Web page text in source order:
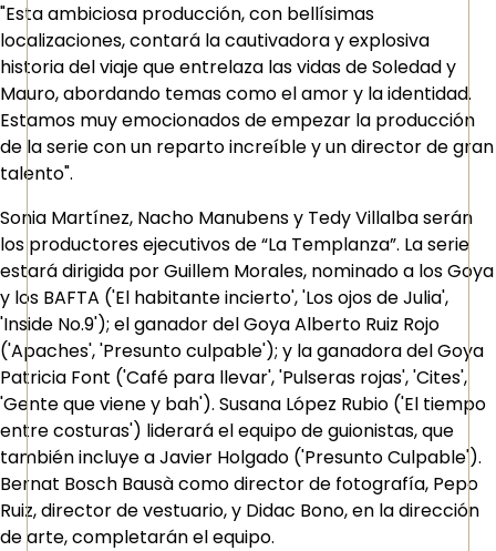
"Esta ambiciosa producción, con bellísimas
localizaciones, contará la cautivadora y explosiva
historia del viaje que entrelaza las vidas de Soledad y
Mauro, abordando temas como el amor y la identidad.
Estamos muy emocionados de empezar la producción
de la serie con un reparto increíble y un director de gran
talento".
Sonia Martínez, Nacho Manubens y Tedy Villalba serán
los productores ejecutivos de “La Templanza”. La serie
estará dirigida por Guillem Morales, nominado a los Goya
y los BAFTA ('El habitante incierto', 'Los ojos de Julia',
'Inside No.9'); el ganador del Goya Alberto Ruiz Rojo
('Apaches', 'Presunto culpable'); y la ganadora del Goya
Patricia Font ('Café para llevar', 'Pulseras rojas', 'Cites',
'Gente que viene y bah'). Susana López Rubio ('El tiempo
entre costuras') liderará el equipo de guionistas, que
también incluye a Javier Holgado ('Presunto Culpable').
Bernat Bosch Bausà como director de fotografía, Pepo
Ruiz, director de vestuario, y Didac Bono, en la dirección
de arte, completarán el equipo.